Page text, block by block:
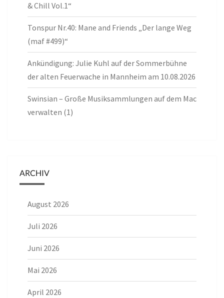
& Chill Vol.1“
Tonspur Nr.40: Mane and Friends „Der lange Weg
(maf #499)“
Ankündigung: Julie Kuhl auf der Sommerbühne
der alten Feuerwache in Mannheim am 10.08.2026
Swinsian – Große Musiksammlungen auf dem Mac
verwalten (1)
ARCHIV
August 2026
Juli 2026
Juni 2026
Mai 2026
April 2026